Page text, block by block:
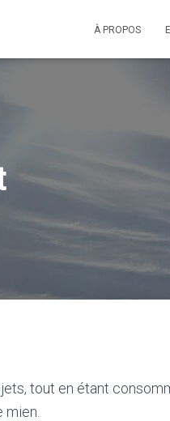
À PROPOS
tout en étant